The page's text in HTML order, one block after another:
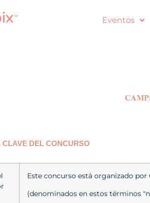
Eventos
CLAVE DEL CONCURSO
Este concurso está organizado por
(denominados en estos términos